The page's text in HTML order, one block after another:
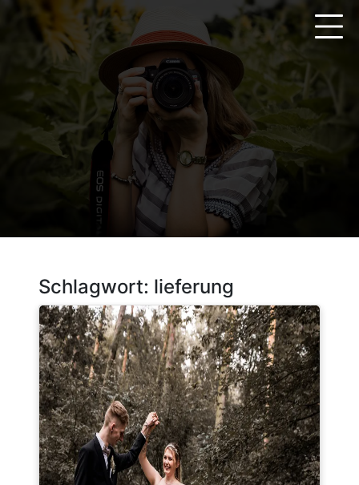
springen
Schlagwort: lieferung